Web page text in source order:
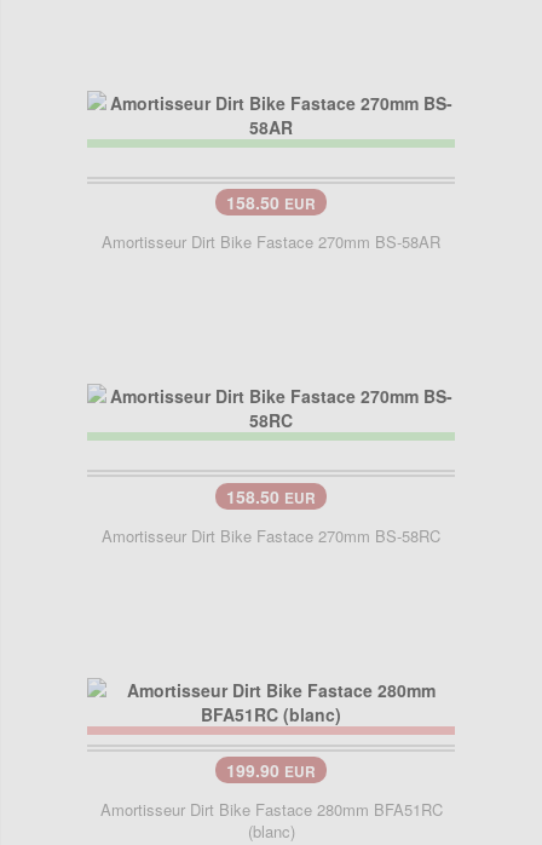
158.50 EUR
Amortisseur Dirt Bike Fastace 270mm BS-58AR
158.50 EUR
Amortisseur Dirt Bike Fastace 270mm BS-58RC
199.90 EUR
Amortisseur Dirt Bike Fastace 280mm BFA51RC
(blanc)